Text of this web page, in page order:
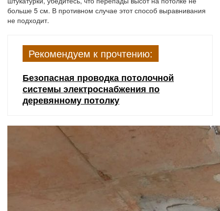
больше 5 см. В противном случае этот способ выравнивания
не подходит.
Рекомендуем к прочтению:
Безопасная проводка потолочной
системы электроснабжения по
деревянному потолку